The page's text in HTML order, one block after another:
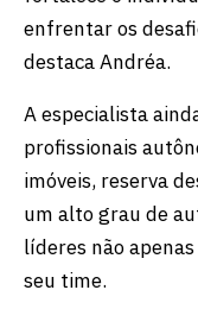
enfrentar os
destaca Andréa.
A especialista
profissionais
imóveis, reserva
um alto grau de
líderes não
seu time.